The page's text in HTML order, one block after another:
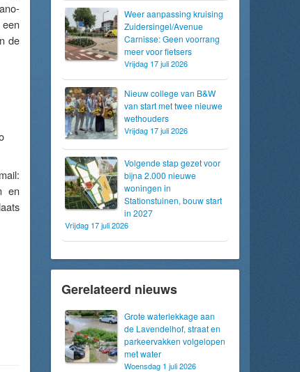
de
en
Weer aanpassing kruising
Zuidersingel/Avenue
Carnisse: Geen voorrang
meer voor fietsers
Vrijdag 17 juli 2026
Nieuw college van B&W
van start met twee nieuwe
wethouders
Vrijdag 17 juli 2026
Volgende stap gezet voor
bijna 2.000 nieuwe
woningen in
Stationstuinen, bouw start
in 2027
Vrijdag 17 juli 2026
Gerelateerd nieuws
Grote waterlekkage aan
de Lavendelhof, straat en
parkeervakken volgelopen
met water
Woensdag 1 juli 2026